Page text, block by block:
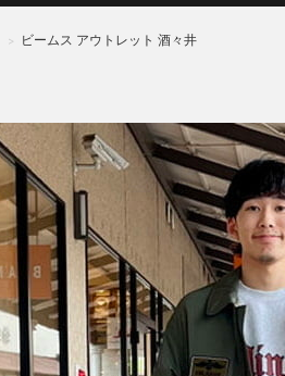
> ビームス アウトレット 酒々井